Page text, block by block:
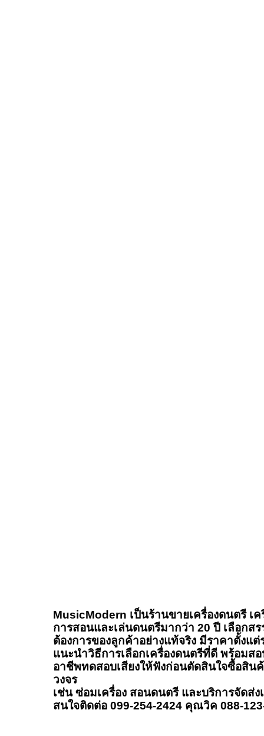
MusicModern เป็นร้านขายเครื่องดนตรี เ
การสอนและเล่นดนตรีมากว่า 20 ปี เลือก
ต้องการของลูกค้าอย่างแท้จริง มีราคาตั้งแ
แนะนำวิธีการเลือกเครื่องดนตรีที่ดี พร้อม
อาชีพทดสอบเสียงให้ฟังก่อนตัดสินใจซื้อสิ
วงจร
เช่น ซ่อมเครื่อง สอนดนตรี และบริการจัดส่
สนใจติดต่อ 099-254-2424 คุณวิค 088-